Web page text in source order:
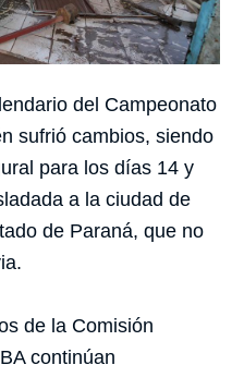
del Campeonato
sufrió cambios, siendo
para los días 14 y
a la ciudad de
de Paraná, que no
de la Comisión
continúan